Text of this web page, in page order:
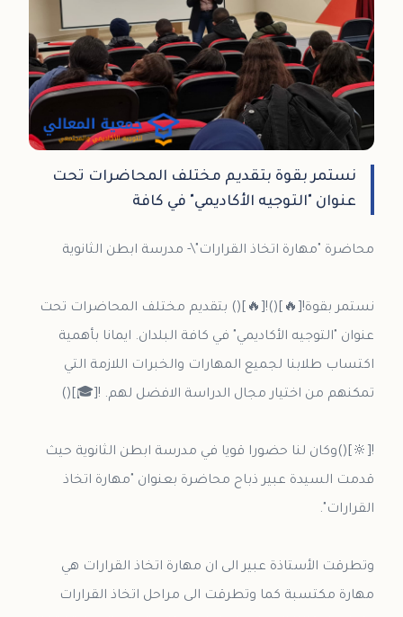
نستمر بقوة بتقديم مختلف المحاضرات تحت
عنوان "التوجيه الأكاديمي" في كافة
نستمر بقوة![🔥]()![🔥]() بتقديم مختلف المحاضرات تحت
عنوان "التوجيه الأكاديمي" في كافة البلدان. ايمانا بأهمية
اكتساب طلابنا لجميع المهارات والخبرات اللازمة التي
![🔆]()وكان لنا حضورا قويا في مدرسة ابطن الثانوية حيث
قدمت السيدة عبير ذباح محاضرة بعنوان "مهارة اتخاذ
وتطرقت الأستاذة عبير الى ان مهارة اتخاذ القرارات هي
مهارة مكتسبة كما وتطرقت الى مراحل اتخاذ القرارات